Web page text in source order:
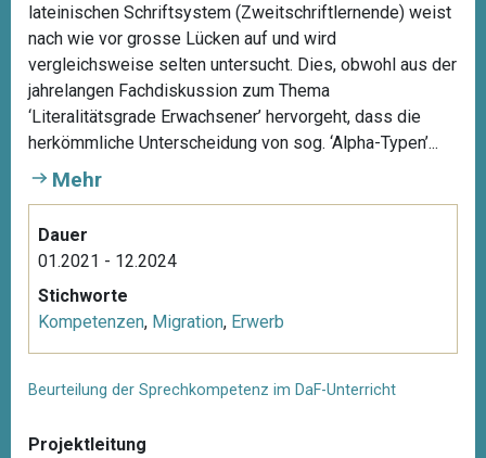
lateinischen Schriftsystem (Zweitschriftlernende) weist
nach wie vor grosse Lücken auf und wird
vergleichsweise selten untersucht. Dies, obwohl aus der
jahrelangen Fachdiskussion zum Thema
‘Literalitätsgrade Erwachsener’ hervorgeht, dass die
herkömmliche Unterscheidung von sog. ‘Alpha-Typen’...
Mehr
Dauer
01.2021 - 12.2024
Stichworte
Kompetenzen, Migration, Erwerb
Beurteilung der Sprechkompetenz im DaF-Unterricht
Projektleitung